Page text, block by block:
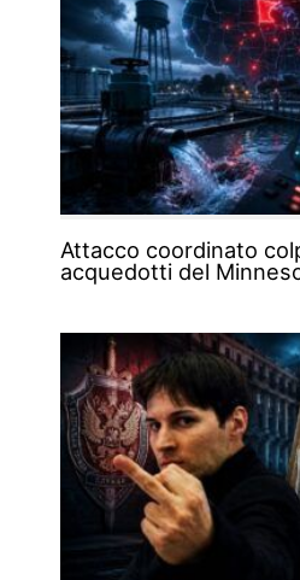
Attacco coordinato
acquedotti del